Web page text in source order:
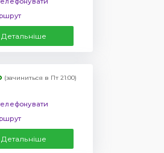
Детальніше
(зачиниться в Пт 21:00)
Детальніше